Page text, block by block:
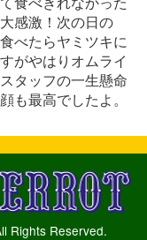
感激！次の日の
べたらヤミツキに
がやはりオムライ
タッフの一生懸命
も最高でしたよ。
Rights Reserved.